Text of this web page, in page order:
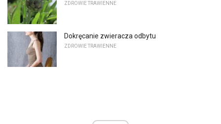
ZDROWIE TRAWIENNE
Dokręcanie zwieracza odbytu
ZDROWIE TRAWIENNE